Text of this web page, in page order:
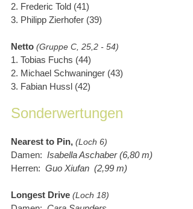
2. Frederic Told (41)
3. Philipp Zierhofer (39)
Netto (Gruppe C, 25,2 - 54)
1. Tobias Fuchs (44)
2. Michael Schwaninger (43)
3. Fabian Hussl (42)
Sonderwertungen
Nearest to Pin, (Loch 6)
Damen: Isabella Aschaber (6,80 m)
Herren: Guo Xiufan  (2,99 m)
Longest Drive (Loch 18)